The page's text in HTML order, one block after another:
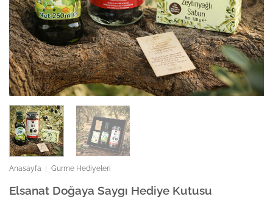
Anasayfa Gurme Hediyeleri
Elsanat Doğaya Saygı Hediye Kutusu